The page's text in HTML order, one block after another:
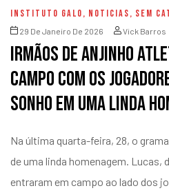
INSTITUTO GALO, NOTICIAS, SEM
29 De Janeiro De 2026 Vick Barros
Irmãos de anjinho
campo com os
sonho em uma linda
Na última quarta-feira, 28, o
de uma linda homenagem. Lucas,
entraram em campo ao lado dos